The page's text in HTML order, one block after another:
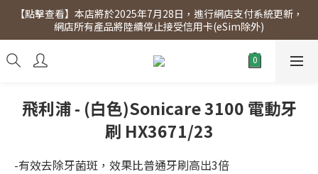
【點擊查看】會員專享 星期三全單95折!!!（優惠期至2026年12月
31日）。滿$300即免運費。
【點擊查看】本店將於2025年7月28日，進行網店支付系統更新，
網店所有產品將陸續停止接受信用卡(eSim除外)
【點擊查看】會員專享 星期三全單95折!!!（優惠期至2026年12月
31日）。滿$300即免運費。
飛利浦 - (白色)Sonicare 3100 電動牙
刷 HX3671/23
-有效去除牙菌斑，效果比普通牙刷高出3倍